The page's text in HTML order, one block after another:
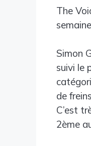
The
Simon
suivi le
de
C’est
2ème